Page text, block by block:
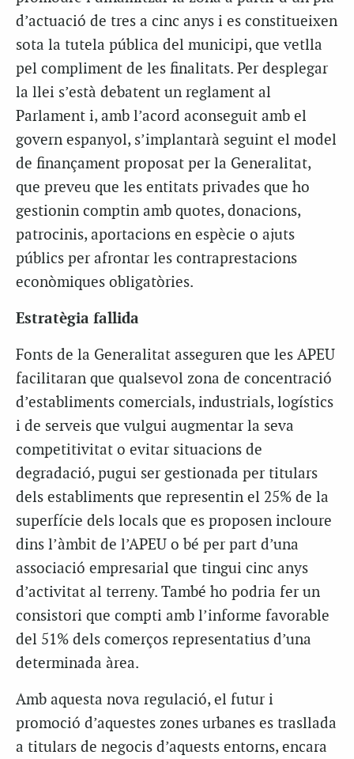
d’actuació de tres a cinc anys i es constitueixen
sota la tutela pública del municipi, que vetlla
pel compliment de les finalitats. Per desplegar
la llei s’està debatent un reglament al
Parlament i, amb l’acord aconseguit amb el
govern espanyol, s’implantarà seguint el model
de finançament proposat per la Generalitat,
que preveu que les entitats privades que ho
gestionin comptin amb quotes, donacions,
patrocinis, aportacions en espècie o ajuts
públics per afrontar les contraprestacions
econòmiques obligatòries.
Estratègia fallida
Fonts de la Generalitat asseguren que les APEU
facilitaran que qualsevol zona de concentració
d’establiments comercials, industrials, logístics
i de serveis que vulgui augmentar la seva
competitivitat o evitar situacions de
degradació, pugui ser gestionada per titulars
dels establiments que representin el 25% de la
superfície dels locals que es proposen incloure
dins l’àmbit de l’APEU o bé per part d’una
associació empresarial que tingui cinc anys
d’activitat al terreny. També ho podria fer un
consistori que compti amb l’informe favorable
del 51% dels comerços representatius d’una
determinada àrea.
Amb aquesta nova regulació, el futur i
promoció d’aquestes zones urbanes es trasllada
a titulars de negocis d’aquests entorns, encara